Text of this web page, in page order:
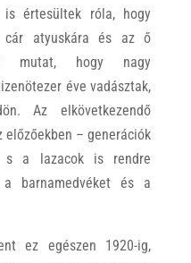
értesültek róla, hogy
cár atyuskára és az ő
mutat, hogy nagy
éve vadásztak,
Az elkövetkezendő
előzőekben – generációk
s a lazacok is rendre
barnamedvéket és a
ez egészen 1920-ig,